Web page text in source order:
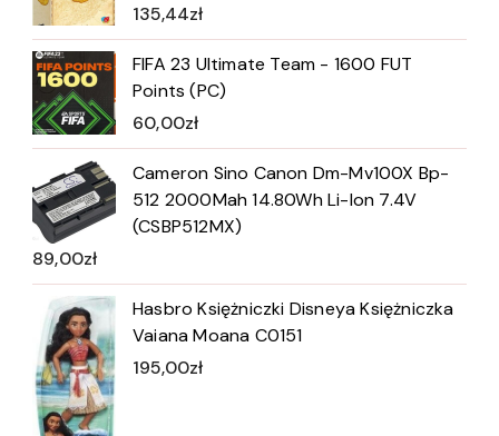
135,44zł
FIFA 23 Ultimate Team - 1600 FUT
Points (PC)
60,00zł
Cameron Sino Canon Dm-Mv100X Bp-
512 2000Mah 14.80Wh Li-Ion 7.4V
(CSBP512MX)
89,00zł
Hasbro Księżniczki Disneya Księżniczka
Vaiana Moana C0151
195,00zł